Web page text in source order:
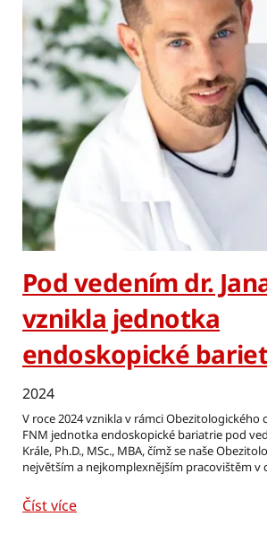
Pod vedením dr.
vznikla jednotka
endoskopické
2024
V roce 2024 vznikla v rámci
FNM jednotka endoskopické bariatrie pod
Krále, Ph.D., MSc., MBA, čímž se naše
největším a nejkomplexnějším pracovištěm v
Číst více